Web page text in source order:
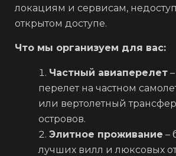
локациям и сервисам,
открытом доступе.
Что мы организуем для вас:
Частный авиаперелет
перелет на частном
или вертолетный
островов.
Элитное проживание –
лучших вилл и люксовых